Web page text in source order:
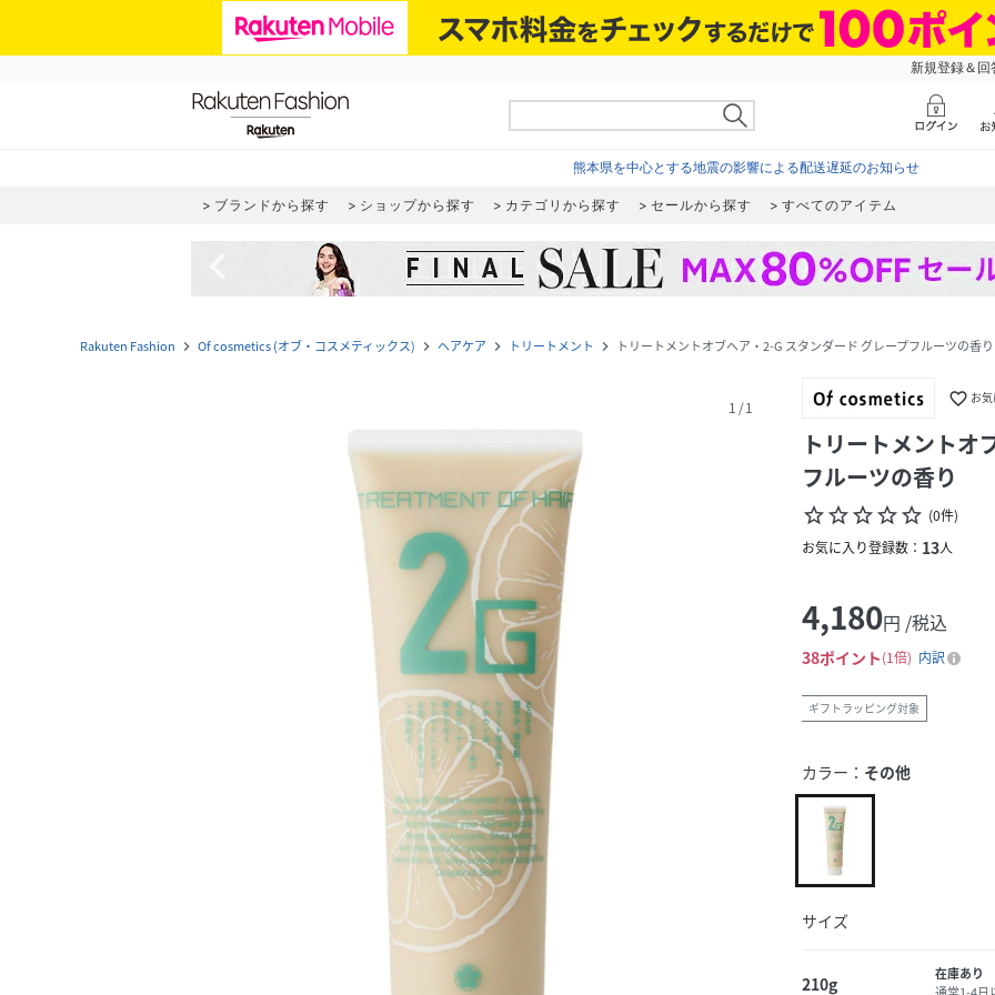
新規登録＆
熊本県を中心とする地震の影響による配送遅延のお知らせ
ブランドから探す ショップから探す カテゴリから探す セールから探す すべてのアイテム
Rakuten Fashion navigate_next Of cosmetics (オブ・コスメティックス) navigate_next ヘアケア navigate_next トリートメント navigate_next トリートメントオブヘア・2-G スタンダード グレープフルーツの香り
1 /1 favorite_border お
トリートメントオ
フルーツの香り
star_borderstar_borderstar_borderstar_borderstar_border (0件)
お気に入り登録数： 13人
4,180円 /税込
38ポイント 1倍 内訳
ギフトラッピング対象
カラー： その他
サイズ
210g
在庫あり